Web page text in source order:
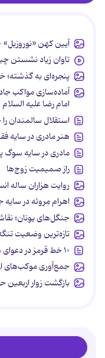
آیین کهن «نوروزبل» - آغاز
تاوان زیاد نشستن
پنجره‌ای به گذشته؛
آماده‌سازی مواکب
امام رضا علیه السلام
استقلال سالمندان
هنر مادری در سایه‌
مادری در سایه سوگ
راز صمیمیت زوج‌ها
روایت هزاران ساله
اهرام مِروئه در
جنگل‌های یونان؛
تازه‌ترین وضعیت
۱۰ خط قرمز در دعوای همسران
جمع‌آوری موکب‌های
بازگشت زوار اربعین